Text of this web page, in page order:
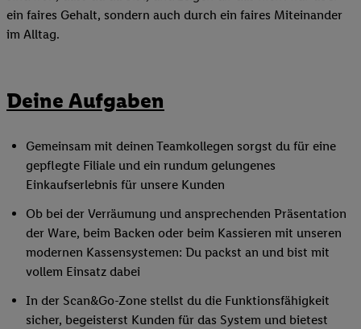
ein faires Gehalt, sondern auch durch ein faires Miteinander
im Alltag.
Deine Aufgaben
Gemeinsam mit deinen Teamkollegen sorgst du für eine
gepflegte Filiale und ein rundum gelungenes
Einkaufserlebnis für unsere Kunden
Ob bei der Verräumung und ansprechenden Präsentation
der Ware, beim Backen oder beim Kassieren mit unseren
modernen Kassensystemen: Du packst an und bist mit
vollem Einsatz dabei
In der Scan&Go-Zone stellst du die Funktionsfähigkeit
sicher, begeisterst Kunden für das System und bietest